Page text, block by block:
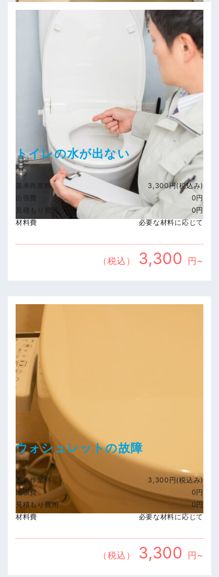
トイレの水が出ない
基本作業料
3,300円(税込み)
出張費
0円
見積もり費用
0円
材料費
必要な材料に応じて
（税込） 3,300 円~
ウォシュレットの故障
基本作業料
3,300円(税込み)
出張費
0円
見積もり費用
0円
材料費
必要な材料に応じて
（税込） 3,300 円~